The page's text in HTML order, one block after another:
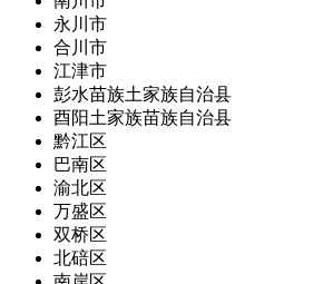
永川市
合川市
江津市
彭水苗族土家族自治县
酉阳土家族苗族自治县
黔江区
巴南区
渝北区
万盛区
双桥区
北碚区